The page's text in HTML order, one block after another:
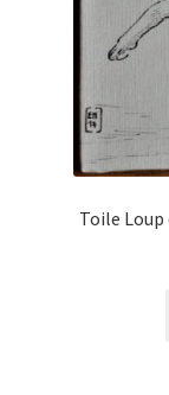
Toile Loup